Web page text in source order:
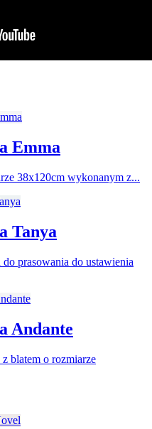
Emma
38x120cm wykonanym z...
Tanya
prasowania do ustawienia
Andante
blatem o rozmiarze